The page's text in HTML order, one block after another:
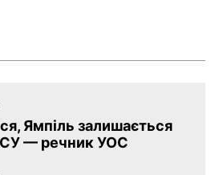
Ямпіль залишається
— речник УОС